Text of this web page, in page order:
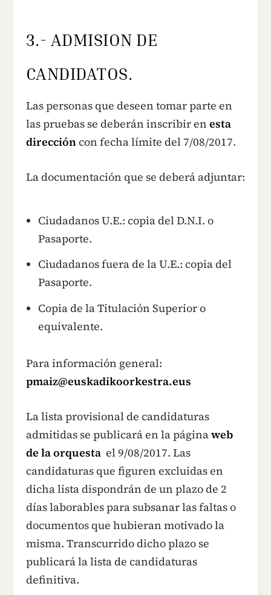
3.- ADMISION DE
CANDIDATOS.
Las personas que deseen tomar parte en
las pruebas se deberán inscribir en esta
direccióncon fecha límite del 7/08/2017.
La documentación que se deberá adjuntar:
Ciudadanos U.E.: copia del D.N.I. o
Pasaporte.
Ciudadanos fuera de la U.E.: copia del
Pasaporte.
Copia de la Titulación Superior o
equivalente.
Para información general:
pmaiz@euskadikoorkestra.eus
La lista provisional de candidaturas
admitidas se publicará en la páginaweb
de la orquestael 9/08/2017. Las
candidaturas que figuren excluidas en
dicha lista dispondrán de un plazo de 2
días laborables para subsanar las faltas o
documentos que hubieran motivado la
misma. Transcurrido dicho plazo se
publicará la lista de candidaturas
definitiva.